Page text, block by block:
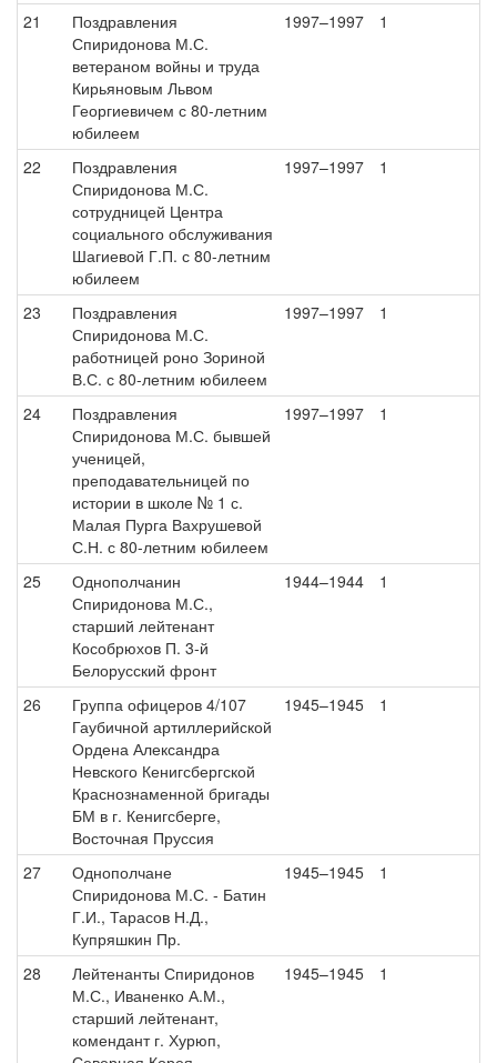
21
Поздравления
Спиридонова М.С.
ветераном войны и труда
Кирьяновым Львом
Георгиевичем с 80-летним
юбилеем
1997–1997 1
22
Поздравления
Спиридонова М.С.
сотрудницей Центра
социального обслуживания
Шагиевой Г.П. с 80-летним
юбилеем
1997–1997 1
23
Поздравления
Спиридонова М.С.
работницей роно Зориной
В.С. с 80-летним юбилеем
1997–1997 1
24
Поздравления
Спиридонова М.С. бывшей
ученицей,
преподавательницей по
истории в школе № 1 с.
Малая Пурга Вахрушевой
С.Н. с 80-летним юбилеем
1997–1997 1
25
Однополчанин
Спиридонова М.С.,
старший лейтенант
Кособрюхов П. 3-й
Белорусский фронт
1944–1944 1
26
Группа офицеров 4/107
Гаубичной артиллерийской
Ордена Александра
Невского Кенигсбергской
Краснознаменной бригады
БМ в г. Кенигсберге,
Восточная Пруссия
1945–1945 1
27
Однополчане
Спиридонова М.С. - Батин
Г.И., Тарасов Н.Д.,
Купряшкин Пр.
1945–1945 1
28
Лейтенанты Спиридонов
М.С., Иваненко А.М.,
старший лейтенант,
комендант г. Хурюп,
1945–1945 1